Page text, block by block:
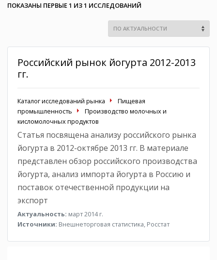
ПОКАЗАНЫ ПЕРВЫЕ 1 ИЗ 1 ИССЛЕДОВАНИЙ
Российский рынок йогурта 2012-2013
гг.
Каталог исследований рынка
Пищевая
промышленность
Производство молочных и
кисломолочных продуктов
Статья посвящена анализу российского рынка
йогурта в 2012-октябре 2013 гг. В материале
представлен обзор российского производства
йогурта, анализ импорта йогурта в Россию и
поставок отечественной продукции на
экспорт
Актуальность: март 2014 г.
Источники: Внешнеторговая статистика, Росстат